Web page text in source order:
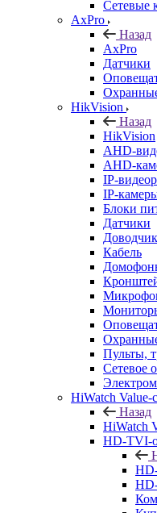
Сетевые
AxPro
Назад
AxPro
Датчики
HikVision
Назад
HikVision
AHD-
AHD-
IP-
IP-
Блоки
Датчики
Кабель
Пульты,
Сетевое
HiWatch Value-
Назад
HiWatch
HD-TVI-